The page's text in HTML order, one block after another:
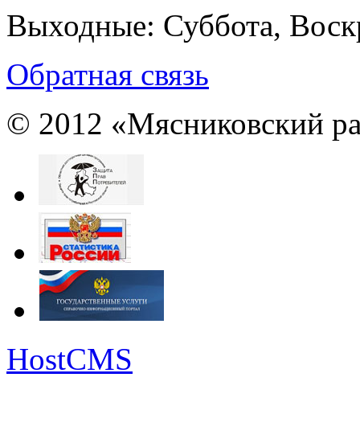
Выходные: Суббота,
Обратная связь
© 2012 «Мясниковский
HostCMS